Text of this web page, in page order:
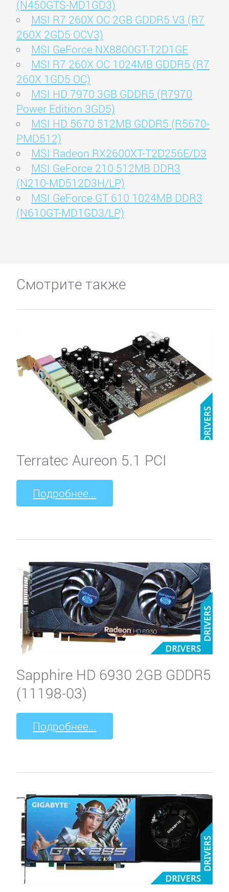
(N450GTS-MD1GD3)
MSI R7 260X OC 2GB GDDR5 V3 (R7
260X 2GD5 OCV3)
MSI GeForce NX8800GT-T2D1GE
MSI R7 260X OC 1024MB GDDR5 (R7
260X 1GD5 OC)
MSI HD 7970 3GB GDDR5 (R7970
Power Edition 3GD5)
MSI HD 5670 512MB GDDR5 (R5670-
PMD512)
MSI Radeon RX2600XT-T2D256E/D3
MSI GeForce 210 512MB DDR3
(N210-MD512D3H/LP)
MSI GeForce GT 610 1024MB DDR3
(N610GT-MD1GD3/LP)
Смотрите также
Terratec Aureon 5.1 PCI
Подробнее...
Sapphire HD 6930 2GB GDDR5
(11198-03)
Подробнее...